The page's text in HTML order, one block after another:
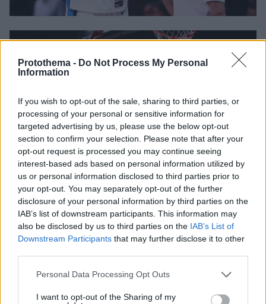
Protothema - Do Not Process My Personal
Information
If you wish to opt-out of the sale, sharing to third parties, or
processing of your personal or sensitive information for
targeted advertising by us, please use the below opt-out
section to confirm your selection. Please note that after your
opt-out request is processed you may continue seeing
interest-based ads based on personal information utilized by
us or personal information disclosed to third parties prior to
your opt-out. You may separately opt-out of the further
disclosure of your personal information by third parties on the
IAB’s list of downstream participants. This information may
also be disclosed by us to third parties on the IAB’s List of
Downstream Participants that may further disclose it to other
Please note that this website/app uses one or more Google
not limited to your visit or usage behaviour. You may click to
Personal Data Processing Opt Outs
I want to opt-out of the Sharing of my